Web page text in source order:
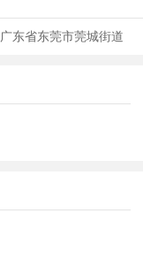
广东省东莞市莞城街道